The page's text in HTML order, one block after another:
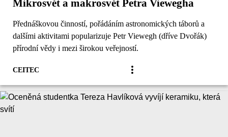
Mikrosvět a makrosvět Petra Viewegha
Přednáškovou činností, pořádáním astronomických táborů a
dalšími aktivitami popularizuje Petr Viewegh (dříve Dvořák)
přírodní vědy i mezi širokou veřejností.
CEITEC